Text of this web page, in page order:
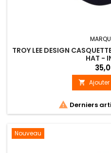
TROY LEE DESIGN
HAT -

 Derniers
Nouveau